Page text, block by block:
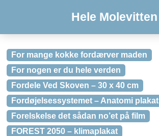
Hele Molevitten
For mange kokke fordærver maden
For nogen er du hele verden
Fordele Ved Skoven – 30 x 40 cm
Fordøjelsessystemet – Anatomi plakat
Forelskelse det sådan no’et på film
FOREST 2050 – klimaplakat